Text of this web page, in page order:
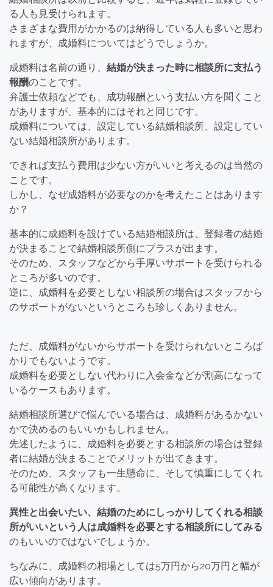
る人も見受けられます。
さまざまな費用がかかるのは納得している人も多いと思わ
れますが、成婚料についてはどうでしょうか。
成婚料は名前の通り、 結婚が決まった時に相談所に支払う
報酬のことです。
弁護士依頼などでも、成功報酬という支払い方を聞くこと
がありますが、基本的にはそれと同じです。
成婚料については、設定している結婚相談所、設定してい
ない結婚相談所があります。
できれば支払う費用は少ない方がいいと考えるのは当然の
ことです。
しかし、なぜ成婚料が必要なのかを考えたことはあります
か？
基本的に成婚料を設けている結婚相談所は、登録者の結婚
が決まることで結婚相談所側にプラスが出ます。
そのため、 スタッフなどから手厚いサポートを受けられる
ところが多いのです。
逆に、成婚料を必要としない相談所の場合はスタッフから
のサポートがないというところも珍しくありません。
ただ、成婚料がないからサポートを受けられないところば
かりでもないようです。
成婚料を必要としない代わりに入会金などが割高になって
いるケース もあります。
結婚相談所選びで悩んでいる場合は、成婚料があるかない
かで決めるのもいいかもしれません。
先述したように、成婚料を必要とする相談所の場合は登録
者に結婚が決まることでメリットが出てきます。
そのため、スタッフも一生懸命に、そして慎重にしてくれ
る可能性が高くなります。
異性と出会いたい、結婚のためにしっかりしてくれる相談
所がいいという人は成婚料を必要とする相談所にしてみる
のもいいのではないでしょうか。
ちなみに、成婚料の相場としては5万円から20万円と幅が
広い傾向があります。